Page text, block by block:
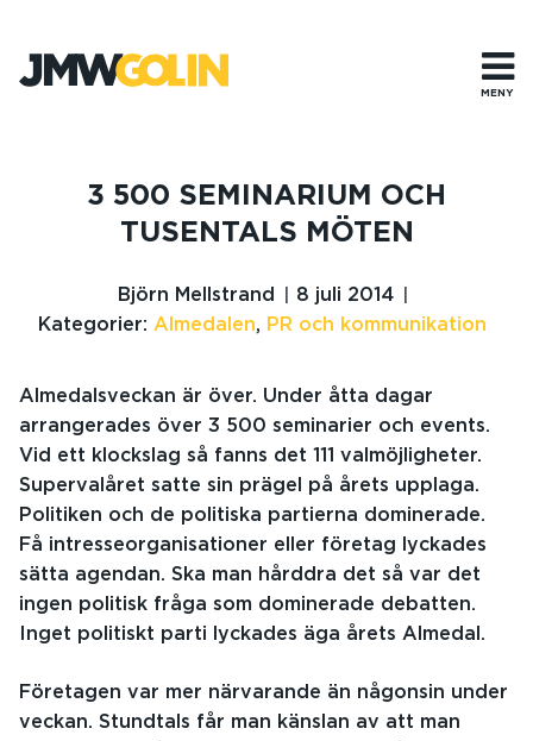
innehåll
MENY
3 500 SEMINARIUM OCH
TUSENTALS MÖTEN
Björn Mellstrand
8 juli 2014
Kategorier: Almedalen, PR och kommunikation
Almedalsveckan är över. Under åtta dagar
arrangerades över 3 500 seminarier och events.
Vid ett klockslag så fanns det 111 valmöjligheter.
Supervalåret satte sin prägel på årets upplaga.
Politiken och de politiska partierna dominerade.
Få intresseorganisationer eller företag lyckades
sätta agendan. Ska man hårddra det så var det
ingen politisk fråga som dominerade debatten.
Inget politiskt parti lyckades äga årets Almedal.
Företagen var mer närvarande än någonsin under
veckan. Stundtals får man känslan av att man